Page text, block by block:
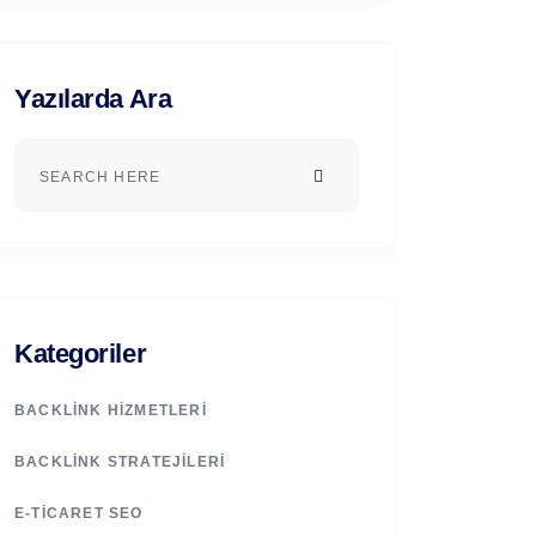
Yazılarda Ara
Kategoriler
BACKLINK HIZMETLERI
BACKLINK STRATEJILERI
E-TICARET SEO